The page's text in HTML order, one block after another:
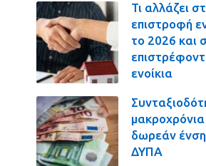
Τι αλλάζει
επιστροφή
το 2026 και
ενοίκια
δωρεάν
ΔΥΠΑ